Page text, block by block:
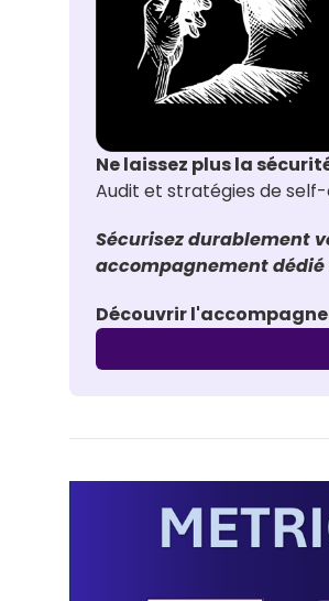
Ne laissez plus la
Audit et stratégies de
Sécurisez durablement
accompagnement
Découvrir